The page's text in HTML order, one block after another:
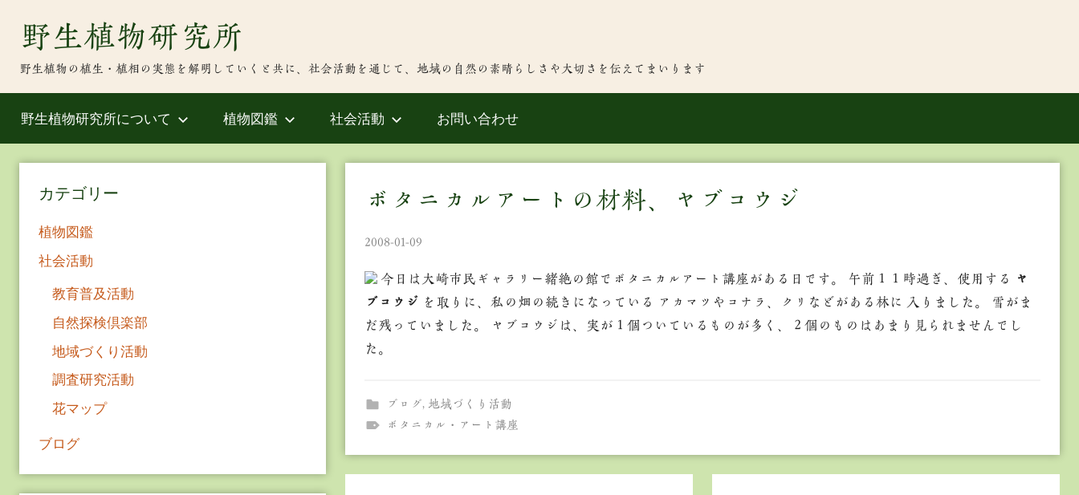
野生植物研究所
野生植物の植生・植相の実態を解明していくと共に、社会活動を通じて、地域の自然の素晴らしさや大切さを伝えてまいります
野生植物研究所について 植物図鑑 社会活動 お問い合わせ
ボタニカルアートの材料、ヤブコウジ
2008-01-09
今日は大崎市民ギャラリー緒絶の館でボタニカルアート講座がある日です。 午前１１時過ぎ、使用する
ヤ
ブコウジ を取りに、私の畑の続きになっている アカマツやコナラ、クリなどがある林に 入りました。 雪がま
だ残っていました。 ヤブコウジは、実が１個ついているものが多く、２個のものはあまり見られませんでし
た。
ブログ, 地域づくり活動
ボタニカル・アート講座
カテゴリー
植物図鑑
社会活動
教育普及活動
自然探検倶楽部
地域づくり活動
調査研究活動
花マップ
ブログ